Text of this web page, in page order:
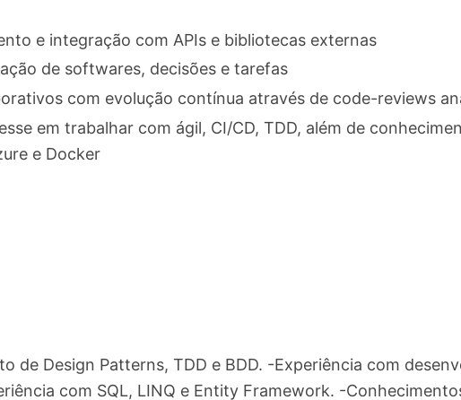
e integração com APIs e bibliotecas externas
de softwares, decisões e tarefas
com evolução contínua através de code-reviews
em trabalhar com ágil, CI/CD, TDD, além de
e Docker
de Design Patterns, TDD e BDD. -Experiência com
com SQL, LINQ e Entity Framework. -